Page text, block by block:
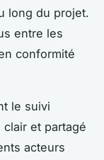
long du projet.
entre les
conformité
le suivi
et partagé
acteurs